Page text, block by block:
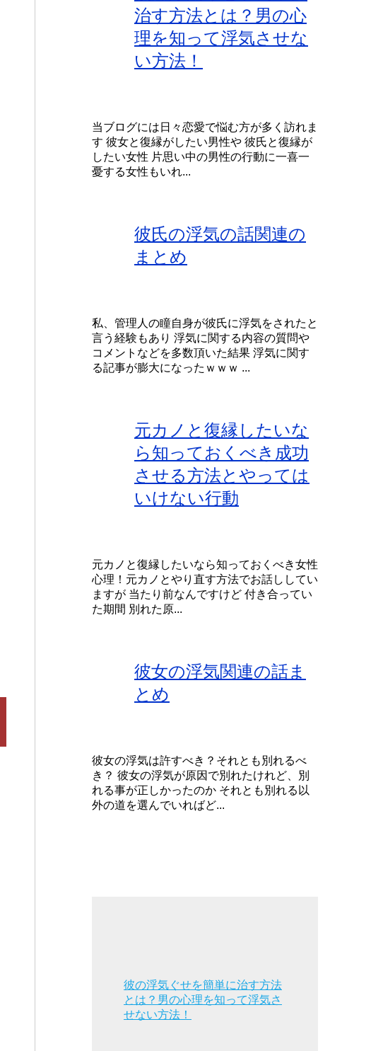
治す方法とは？男の心
理を知って浮気させな
い方法！
当ブログには日々恋愛で悩む方が多く訪れま
す 彼女と復縁がしたい男性や 彼氏と復縁が
したい女性 片思い中の男性の行動に一喜一
憂する女性もいれ...
彼氏の浮気の話関連の
まとめ
私、管理人の瞳自身が彼氏に浮気をされたと
言う経験もあり 浮気に関する内容の質問や
コメントなどを多数頂いた結果 浮気に関す
る記事が膨大になったｗｗｗ ...
元カノと復縁したいな
ら知っておくべき成功
させる方法とやっては
いけない行動
元カノと復縁したいなら知っておくべき女性
心理！元カノとやり直す方法でお話ししてい
ますが 当たり前なんですけど 付き合ってい
た期間 別れた原...
彼女の浮気関連の話ま
とめ
彼女の浮気は許すべき？それとも別れるべ
き？ 彼女の浮気が原因で別れたけれど、別
れる事が正しかったのか それとも別れる以
外の道を選んでいればど...
彼の浮気ぐせを簡単に治す方法
とは？男の心理を知って浮気さ
せない方法！